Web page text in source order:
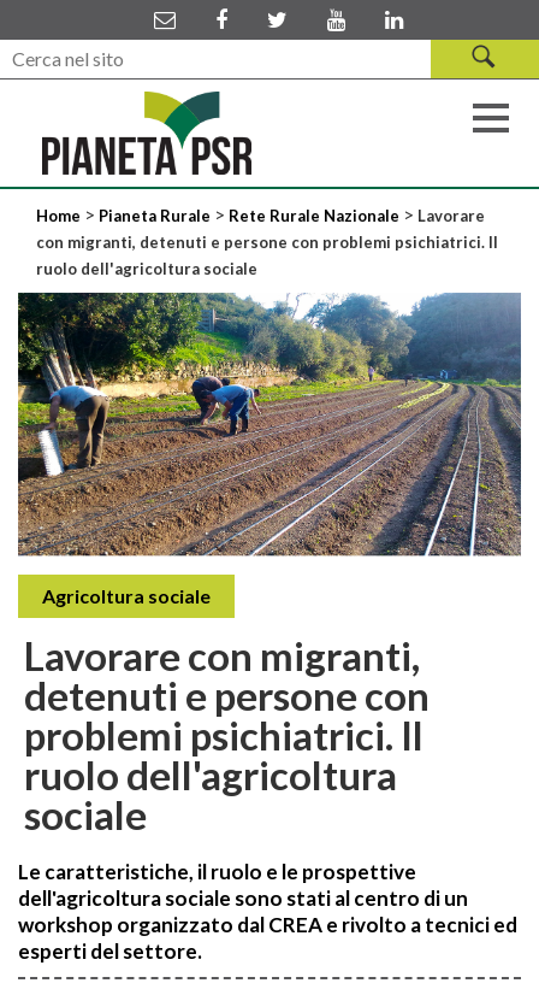
Home > Pianeta Rurale > Rete Rurale Nazionale > Lavorare
con migranti, detenuti e persone con problemi psichiatrici. Il
ruolo dell'agricoltura sociale
Agricoltura sociale
Lavorare con migranti,
detenuti e persone con
problemi psichiatrici. Il
ruolo dell'agricoltura
sociale
Le caratteristiche, il ruolo e le prospettive
dell'agricoltura sociale sono stati al centro di un
workshop organizzato dal CREA e rivolto a tecnici ed
esperti del settore.